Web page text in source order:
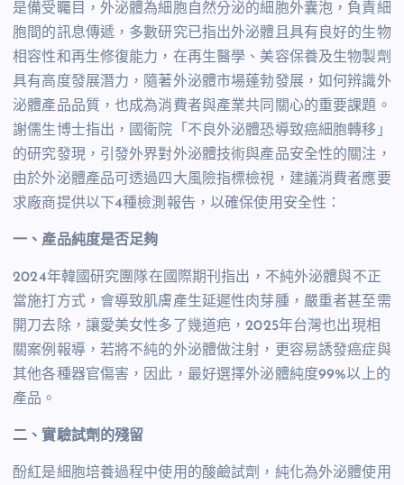
是備受矚目，外泌體為細胞自然分泌的細胞外囊泡，負責細
胞間的訊息傳遞，多數研究已指出外泌體且具有良好的生物
相容性和再生修復能力，在再生醫學、美容保養及生物製劑
具有高度發展潛力，隨著外泌體市場蓬勃發展，如何辨識外
泌體產品品質，也成為消費者與產業共同關心的重要課題。
謝儒生博士指出，國衛院「不良外泌體恐導致癌細胞轉移」
的研究發現，引發外界對外泌體技術與產品安全性的關注，
由於外泌體產品可透過四大風險指標檢視，建議消費者應要
求廠商提供以下4種檢測報告，以確保使用安全性：
一、產品純度是否足夠
2024年韓國研究團隊在國際期刊指出，不純外泌體與不正
當施打方式，會導致肌膚產生延遲性肉芽腫，嚴重者甚至需
開刀去除，讓愛美女性多了幾道疤，2025年台灣也出現相
關案例報導，若將不純的外泌體做注射，更容易誘發癌症與
其他各種器官傷害，因此，最好選擇外泌體純度99%以上的
產品。
二、實驗試劑的殘留
酚紅是細胞培養過程中使用的酸鹼試劑，純化為外泌體使用